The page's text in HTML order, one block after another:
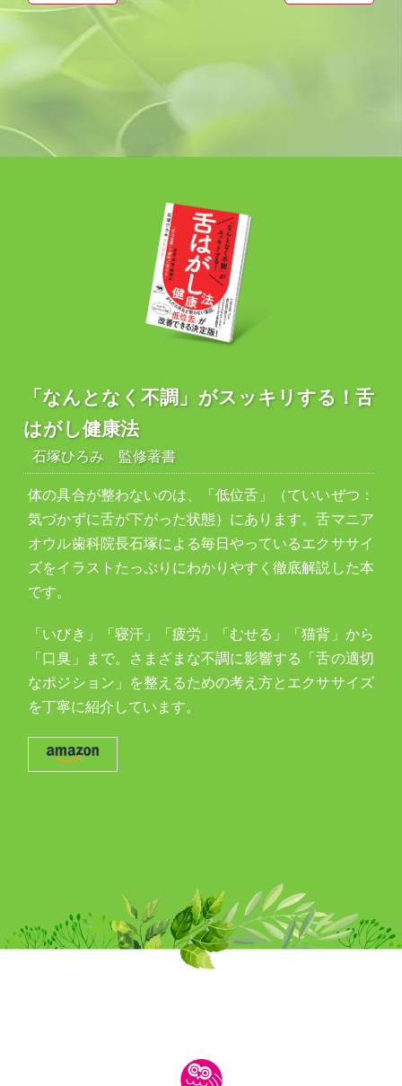
「なんとなく不調」がスッキリする！舌
はがし健康法
石塚ひろみ 監修著書
体の具合が整わないのは、「低位舌」（ていいぜつ：
気づかずに舌が下がった状態）にあります。舌マニア
オウル歯科院長石塚による毎日やっているエクササイ
ズをイラストたっぷりにわかりやすく徹底解説した本
です。
「いびき」「寝汗」「疲労」「むせる」「猫背」から
「口臭」まで。さまざまな不調に影響する「舌の適切
なポジション」を整えるための考え方とエクササイズ
を丁寧に紹介しています。